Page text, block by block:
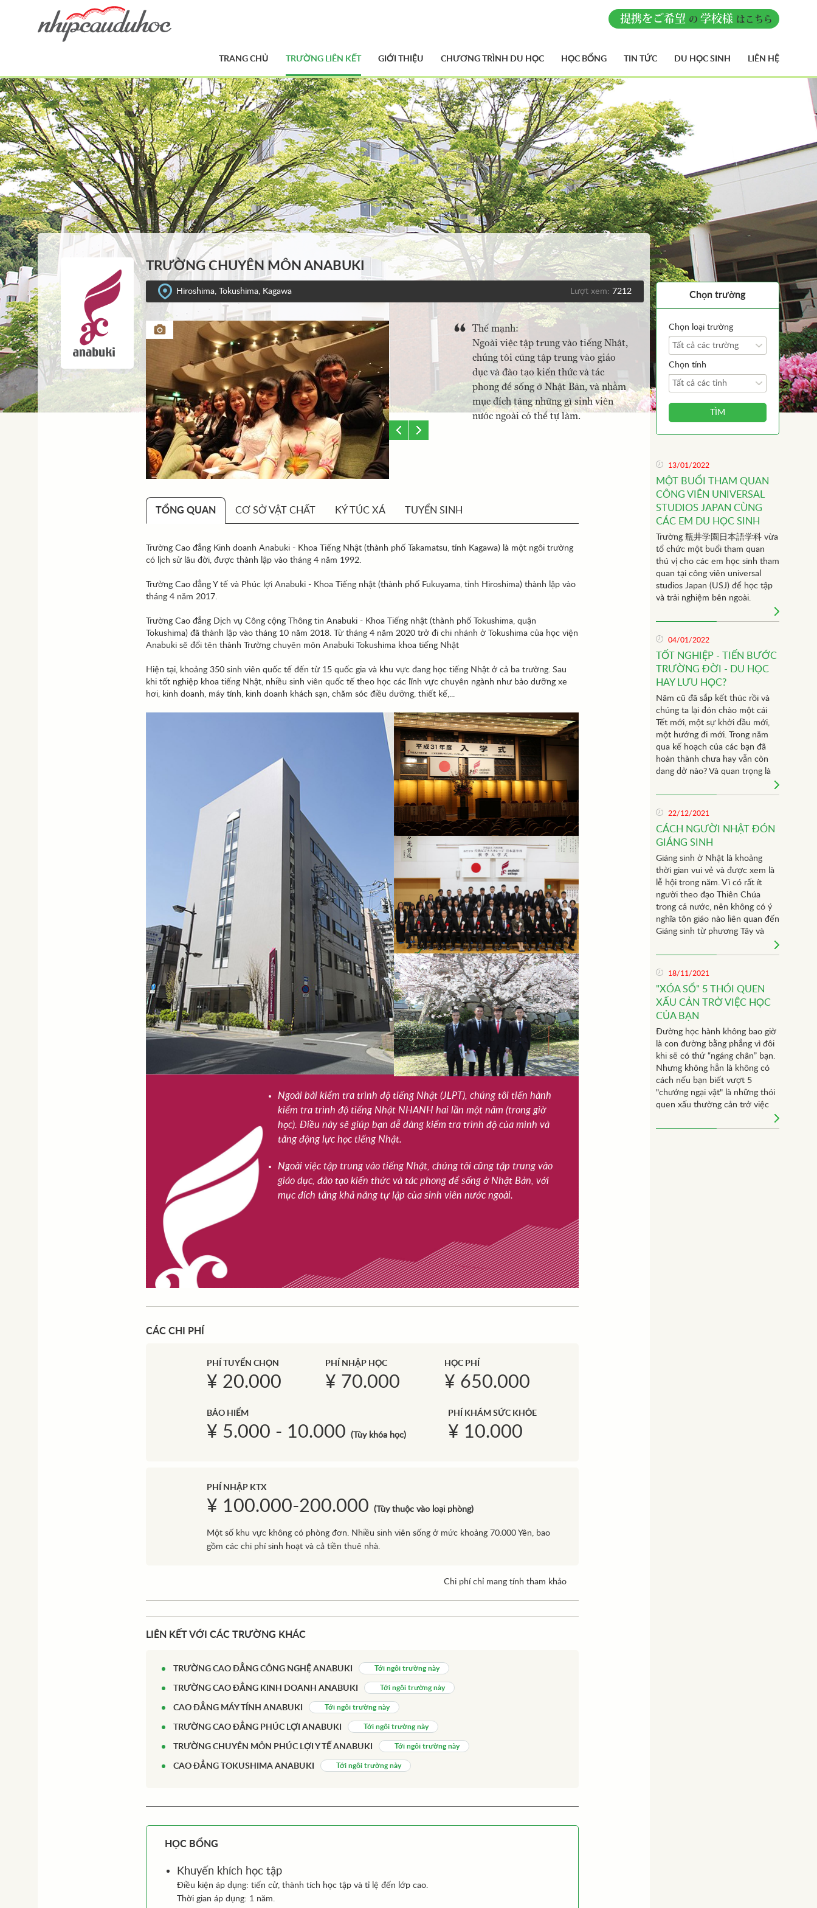
提携をご希望 の 学校様 はこちら
TRANG CHỦ TRƯỜNG LIÊN KẾT GIỚI THIỆU CHƯƠNG TRÌNH DU HỌC HỌC BỔNG TIN TỨC DU HỌC SINH LIÊN HỆ
TRƯỜNG CHUYÊN MÔN ANABUKI
Hiroshima, Tokushima, Kagawa Lượt xem: 7212
Thế mạnh:
Ngoài việc tập trung vào tiếng Nhật,
chúng tôi cũng tập trung vào giáo
dục và đào tạo kiến thức và tác
phong để sống ở Nhật Bản, và nhằm
mục đích tăng những gì sinh viên
nước ngoài có thể tự làm.
TỔNG QUAN CƠ SỞ VẬT CHẤT KÝ TÚC XÁ TUYỂN SINH
Trường Cao đẳng Kinh doanh Anabuki - Khoa Tiếng Nhật (thành phố Takamatsu, tỉnh Kagawa) là một ngôi trường
có lịch sử lâu đời, được thành lập vào tháng 4 năm 1992.
Trường Cao đẳng Y tế và Phúc lợi Anabuki - Khoa Tiếng nhật (thành phố Fukuyama, tỉnh Hiroshima) thành lập vào
tháng 4 năm 2017.
Trường Cao đẳng Dịch vụ Công cộng Thông tin Anabuki - Khoa Tiếng nhật (thành phố Tokushima, quận
Tokushima) đã thành lập vào tháng 10 năm 2018. Từ tháng 4 năm 2020 trở đi chi nhánh ở Tokushima của học viện
Anabuki sẽ đổi tên thành Trường chuyên môn Anabuki Tokushima khoa tiếng Nhật
Hiện tại, khoảng 350 sinh viên quốc tế đến từ 15 quốc gia và khu vực đang học tiếng Nhật ở cả ba trường. Sau
khi tốt nghiệp khoa tiếng Nhật, nhiều sinh viên quốc tế theo học các lĩnh vực chuyên ngành như bảo dưỡng xe
hơi, kinh doanh, máy tính, kinh doanh khách sạn, chăm sóc điều dưỡng, thiết kế,...
Ngoài bài kiểm tra trình độ tiếng Nhật (JLPT), chúng tôi tiến hành
kiểm tra trình độ tiếng Nhật NHANH hai lần một năm (trong giờ
học). Điều này sẽ giúp bạn dễ dàng kiểm tra trình độ của mình và
tăng động lực học tiếng Nhật.
Ngoài việc tập trung vào tiếng Nhật, chúng tôi cũng tập trung vào
giáo dục, đào tạo kiến thức và tác phong để sống ở Nhật Bản, với
mục đích tăng khả năng tự lập của sinh viên nước ngoài.
CÁC CHI PHÍ
PHÍ TUYỂN CHỌN
¥ 20.000
PHÍ NHẬP HỌC
¥ 70.000
HỌC PHÍ
¥ 650.000
BẢO HIỂM
¥ 5.000 - 10.000 (Tùy khóa học)
PHÍ KHÁM SỨC KHỎE
¥ 10.000
PHÍ NHẬP KTX
¥ 100.000-200.000 (Tùy thuộc vào loại phòng)
Một số khu vực không có phòng đơn. Nhiều sinh viên sống ở mức khoảng 70.000 Yên, bao
gồm các chi phí sinh hoạt và cả tiền thuê nhà.
Chi phí chỉ mang tính tham khảo
LIÊN KẾT VỚI CÁC TRƯỜNG KHÁC
TRƯỜNG CAO ĐẲNG CÔNG NGHỆ ANABUKI Tới ngôi trường này
TRƯỜNG CAO ĐẲNG KINH DOANH ANABUKI Tới ngôi trường này
CAO ĐẲNG MÁY TÍNH ANABUKI Tới ngôi trường này
TRƯỜNG CAO ĐẲNG PHÚC LỢI ANABUKI Tới ngôi trường này
TRƯỜNG CHUYÊN MÔN PHÚC LỢI Y TẾ ANABUKI Tới ngôi trường này
CAO ĐẲNG TOKUSHIMA ANABUKI Tới ngôi trường này
HỌC BỔNG
Khuyến khích học tập
Điều kiện áp dụng: tiến cử, thành tích học tập và tỉ lệ đến lớp cao.
Thời gian áp dụng: 1 năm.
Chọn trường
Chọn loại trường
Tất cả các trường
Chọn tỉnh
Tất cả các tỉnh
TÌM
13/01/2022
MỘT BUỔI THAM QUAN
CÔNG VIÊN UNIVERSAL
STUDIOS JAPAN CÙNG
CÁC EM DU HỌC SINH
Trường 瓶井学園日本語学科 vừa
tổ chức một buổi tham quan
thú vị cho các em học sinh tham
quan tại công viên universal
studios Japan (USJ) để học tập
và trải nghiệm bên ngoài.
04/01/2022
TỐT NGHIỆP - TIẾN BƯỚC
TRƯỜNG ĐỜI - DU HỌC
HAY LƯU HỌC?
Năm cũ đã sắp kết thúc rồi và
chúng ta lại đón chào một cái
Tết mới, một sự khởi đầu mới,
một hướng đi mới. Trong năm
qua kế hoạch của các bạn đã
hoàn thành chưa hay vẫn còn
dang dở nào? Và quan trọng là
cuối sắp tốt nghiệp khỏi ngôi
trường này càng có nhiều lo
không nào? Quảng đời sinh viên
của chúng ta trôi qua rất nhanh,
vậy các bạn đã suy nghĩ gì cho
tương lai sau khi tốt nghiệp
chưa nhỉ? Tiếp tục học lên Cao
học hay học trên “trường đời”
luôn là quyết định không dễ
dàng và là cột mốc quan trọng
của cuộc đời.
22/12/2021
CÁCH NGƯỜI NHẬT ĐÓN
GIÁNG SINH
Giáng sinh ở Nhật là khoảng
thời gian vui vẻ và được xem là
lễ hội trong năm. Vì có rất ít
người theo đạo Thiên Chúa
trong cả nước, nên không có ý
nghĩa tôn giáo nào liên quan đến
Giáng sinh từ phương Tây và
gia.
18/11/2021
"XÓA SỔ" 5 THÓI QUEN
XẤU CẢN TRỞ VIỆC HỌC
CỦA BẠN
Đường học hành không bao giờ
là con đường bằng phẳng vì đôi
khi sẽ có thứ “ngáng chân” bạn.
Nhưng không hẳn là không có
cách nếu bạn biết vượt 5
"chướng ngại vật" là những thói
quen xấu thường cản trở việc